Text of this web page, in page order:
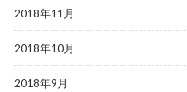
2018年11月
2018年10月
2018年9月